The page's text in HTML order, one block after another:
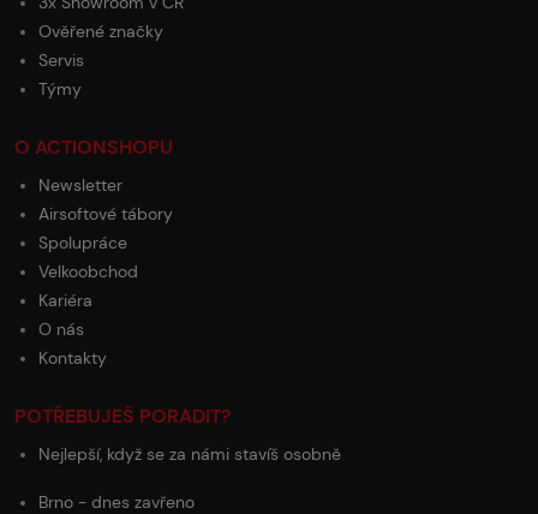
Ověřené značky
Servis
Týmy
O ACTIONSHOPU
Newsletter
Airsoftové tábory
Spolupráce
Velkoobchod
Kariéra
O nás
Kontakty
POTŘEBUJEŠ PORADIT?
Nejlepší, když se za námi stavíš osobně
Brno - dnes zavřeno